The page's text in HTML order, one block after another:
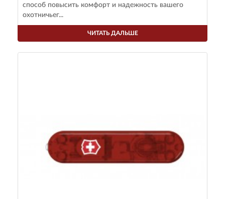
способ повысить комфорт и надежность вашего
охотничьег...
ЧИТАТЬ ДАЛЬШЕ